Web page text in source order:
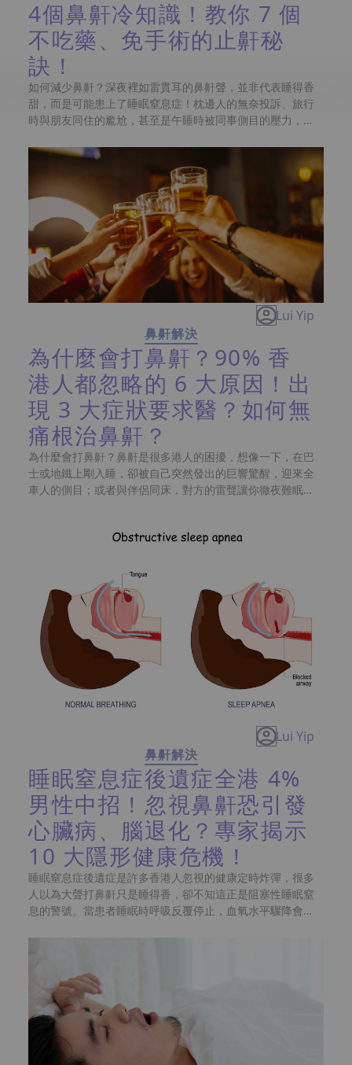
4個鼻鼾冷知識！教你 7 個
不吃藥、免手術的止鼾秘
訣！
如何減少鼻鼾？深夜裡如雷貫耳的鼻鼾聲，並非代表睡得香
甜，而是可能患上了睡眠窒息症！枕邊人的無奈投訴、旅行
時與朋友同住的尷尬，甚至是午睡時被同事側目的壓力，分
學報告指出，嚴重的鼻鼾聲可能隱藏著患上睡眠窒息症的風
險，在香港更是每4個男士，就有1個有鼻鼾問題！長期忽
視嚴重鼻鼾，不僅會讓睡眠質素大幅下降，更會增加心血管
疾病等健康風險。本篇將為你提供從改善生活習慣，到尖端
醫美療程的全面解決方案，助你找回安靜健康的睡眠！
Lui Yip
鼻鼾解決
為什麼會打鼻鼾？90% 香
港人都忽略的 6 大原因！出
現 3 大症狀要求醫？如何無
痛根治鼻鼾？
為什麼會打鼻鼾？鼻鼾是很多港人的困擾，想像一下，在巴
士或地鐵上剛入睡，卻被自己突然發出的巨響驚醒，迎來全
車人的側目；或者與伴侶同床，對方的雷聲讓你徹夜難眠，
是上呼吸道受阻的求救訊號。早前藝人陳喬恩就曾分享自己
康問題的警覺。別讓這些聲音掩蓋了長期的缺氧危機，及早
了解原因才是對自己與家人的健康負責！
Lui Yip
鼻鼾解決
睡眠窒息症後遺症全港 4%
男性中招！忽視鼻鼾恐引發
心臟病、腦退化？專家揭示
10 大隱形健康危機！
睡眠窒息症後遺症是許多香港人忽視的健康定時炸彈，很多
人以為大聲打鼻鼾只是睡得香，卻不知這正是阻塞性睡眠窒
息的警號。當患者睡眠時呼吸反覆停止，血氧水平驟降會令
擾。若不及早進行睡眠測試並尋求治療方案，窒息引發的風
險將慢慢侵蝕血管與大腦。到底這些隱形危機如何一步步誘
發心臟病與腦退化？下文將為你逐一揭開這些「奪命連環
鎖」。